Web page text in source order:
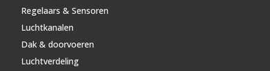
Regelaars & Sensoren
Luchtkanalen
Dak & doorvoeren
Luchtverdeling